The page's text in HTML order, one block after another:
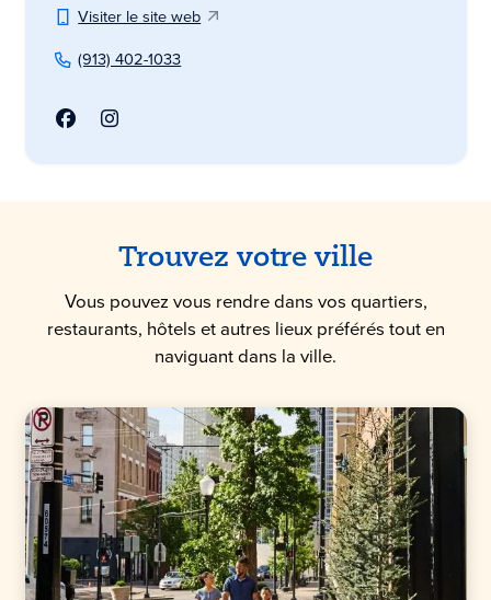
Visiter le site web
(913) 402-1033
Trouvez votre ville
Vous pouvez vous rendre dans vos quartiers,
restaurants, hôtels et autres lieux préférés tout en
naviguant dans la ville.